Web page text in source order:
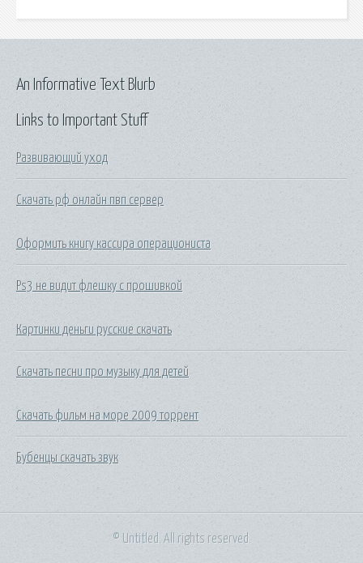
Links to Important Stuff
Развивающий уход
Скачать рф онлайн пвп сервер
Оформить книгу кассира операциониста
Ps3 не видит флешку с прошивкой
Картинки деньги русские скачать
Скачать песни про музыку для детей
Скачать фильм на море 2009 торрент
Бубенцы скачать звук
An Informative Text Blurb
© Untitled. All rights reserved.